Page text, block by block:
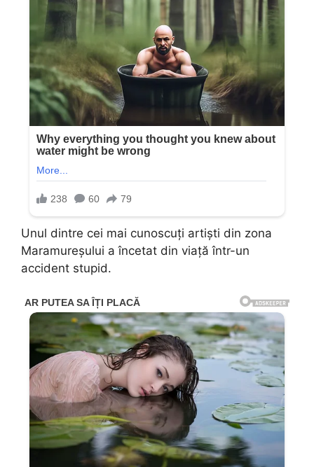
Unul dintre cei mai cunoscuți artiști din zona
Maramureșului a încetat din viață într-un
accident stupid.